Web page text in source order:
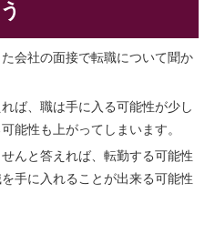
会社の面接で転職について聞か
ば、職は手に入る可能性が少し
能性も上がってしまいます。
んと答えれば、転勤する可能性
手に入れることが出来る可能性